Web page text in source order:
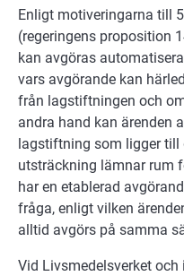
Enligt motiveringarna till
(regeringens proposition
kan avgöras
vars avgörande kan
från lagstiftningen och
andra hand kan ärenden
lagstiftning som ligger
utsträckning lämnar rum
har en etablerad
fråga, enligt vilken
alltid avgörs på samma
Vid Livsmedelsverket